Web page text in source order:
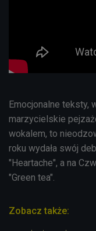
Emocjonalne teksty,
marzycielskie
wokalem, to
roku wydała swój
"Heartache", a na
"Green tea".
Zobacz także: